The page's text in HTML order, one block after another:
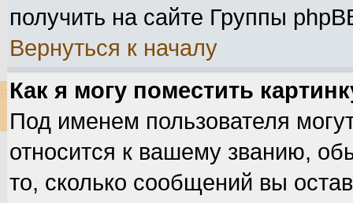
получить на сайте Группы
Вернуться к началу
Как я могу поместить
Под именем пользователя
относится к вашему званию,
то, сколько сообщений вы